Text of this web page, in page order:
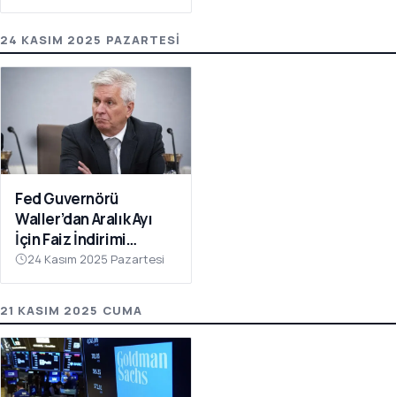
24 KASIM 2025 PAZARTESI
Fed Guvernörü
Waller’dan Aralık Ayı
İçin Faiz İndirimi
Çağrısı
24 Kasım 2025 Pazartesi
21 KASIM 2025 CUMA